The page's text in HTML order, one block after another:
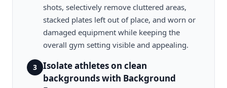
shots, selectively remove cluttered areas,
stacked plates left out of place, and worn or
damaged equipment while keeping the
overall gym setting visible and appealing.
3
Isolate athletes on clean
backgrounds with Background